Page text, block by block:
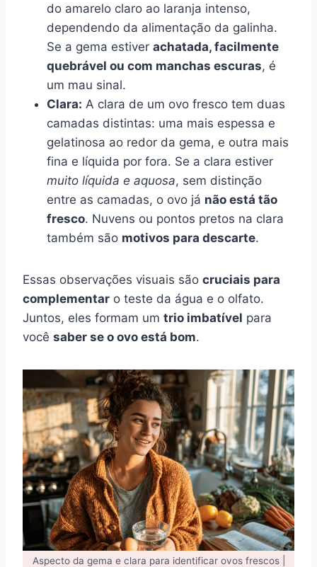
do amarelo claro ao laranja intenso,
dependendo da alimentação da galinha.
Se a gema estiver achatada, facilmente
quebrável ou com manchas escuras, é
um mau sinal.
Clara: A clara de um ovo fresco tem duas
camadas distintas: uma mais espessa e
gelatinosa ao redor da gema, e outra mais
fina e líquida por fora. Se a clara estiver
muito líquida e aquosa, sem distinção
entre as camadas, o ovo já não está tão
fresco. Nuvens ou pontos pretos na clara
também são motivos para descarte.
Essas observações visuais são cruciais para
complementar o teste da água e o olfato.
Juntos, eles formam um trio imbatível para
você saber se o ovo está bom.
Aspecto da gema e clara para identificar ovos frescos |